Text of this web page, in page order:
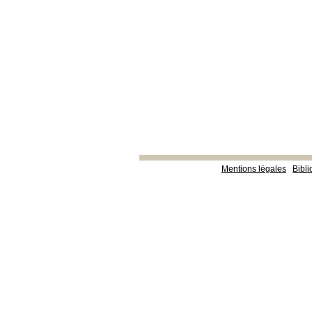
Mentions légales